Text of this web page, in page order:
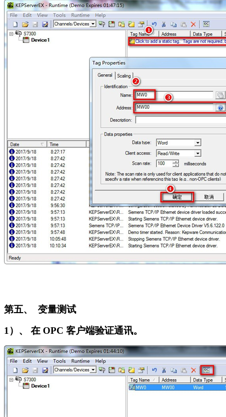
第五、 变量测试
1 ）、 在 OPC 客户端验证通讯。